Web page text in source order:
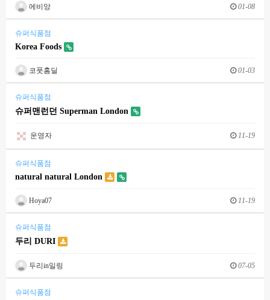
에비앙 01-08
슈퍼식품점
Korea Foods
코풋홈딜 01-03
슈퍼식품점
슈퍼맨런던 Superman London
운영자 11-19
슈퍼식품점
natural natural London
Hoya07 11-19
슈퍼식품점
두리 DURI
두리in일링 07-05
슈퍼식품점